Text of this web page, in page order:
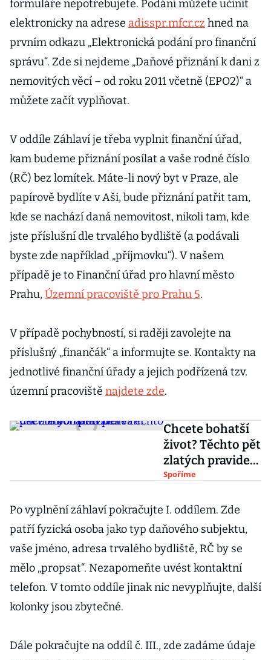
formuláře nepotřebujete. Podání můžete učinit
elektronicky na adrese adisspr.mfcr.cz hned na
prvním odkazu „Elektronická podání pro finanční
správu“. Zde si nejdeme „Daňové přiznání k dani z
nemovitých věcí – od roku 2011 včetně (EPO2)“ a
můžete začít vyplňovat.
V oddíle Záhlaví je třeba vyplnit finanční úřad,
kam budeme přiznání posílat a vaše rodné číslo
(RČ) bez lomítek. Máte-li nový byt v Praze, ale
papírově bydlíte v Aši, bude přiznání patřit tam,
kde se nachází daná nemovitost, nikoli tam, kde
jste příslušní dle trvalého bydliště (a podávali
byste zde například „příjmovku“). V našem
případě je to Finanční úřad pro hlavní město
Prahu,Územní pracoviště pro Prahu 5.
V případě pochybností, si raději zavolejte na
příslušný „finančák“ a informujte se. Kontakty na
jednotlivé finanční úřady a jejich podřízená tzv.
územní pracoviště najdete zde.
Chcete bohatší
život? Těchto pět
zlatých pravidel
vám ušetří
Spoříme
Po vyplnění záhlaví pokračujte I. oddílem. Zde
patří fyzická osoba jako typ daňového subjektu,
vaše jméno, adresa trvalého bydliště, RČ by se
mělo „propsat“. Nezapomeňte uvést kontaktní
telefon. V tomto oddíle jinak nic nevyplňujte, další
kolonky jsou zbytečné.
Dále pokračujte na oddíl č. III., zde zadáme údaje